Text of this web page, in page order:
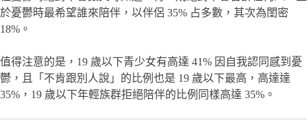
於憂鬱時最希望誰來陪伴，以伴侶 35% 占多數，其次為閨密
18%。
值得注意的是，19 歲以下青少女有高達 41% 因自我認同感到憂
鬱，且「不肯跟別人說」的比例也是 19 歲以下最高，高達達
35%，19 歲以下年輕族群拒絕陪伴的比例同樣高達 35%。